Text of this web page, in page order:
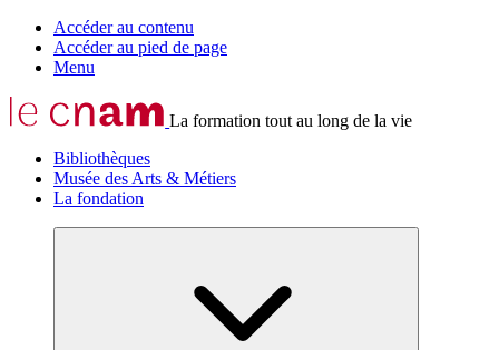
Accéder au contenu
Accéder au pied de page
Menu
La formation tout au long de la vie
Bibliothèques
Musée des Arts & Métiers
La fondation